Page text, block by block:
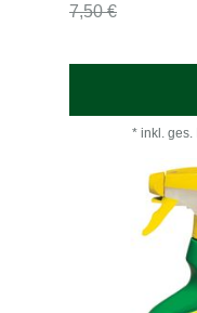
7,50 €
* inkl. ges.